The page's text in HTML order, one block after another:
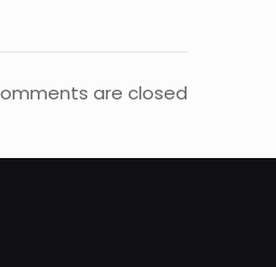
are closed.